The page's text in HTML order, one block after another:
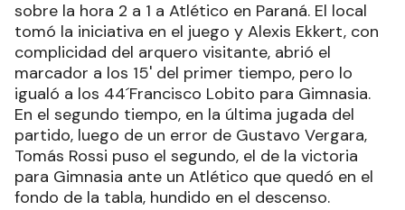
sobre la hora 2 a 1 a Atlético en Paraná. El local
tomó la iniciativa en el juego y Alexis Ekkert, con
complicidad del arquero visitante, abrió el
marcador a los 15' del primer tiempo, pero lo
igualó a los 44´Francisco Lobito para Gimnasia.
En el segundo tiempo, en la última jugada del
partido, luego de un error de Gustavo Vergara,
Tomás Rossi puso el segundo, el de la victoria
para Gimnasia ante un Atlético que quedó en el
fondo de la tabla, hundido en el descenso.